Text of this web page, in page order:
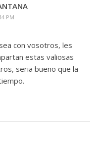
PM
con vosotros, les
estas valiosas
seria bueno que la